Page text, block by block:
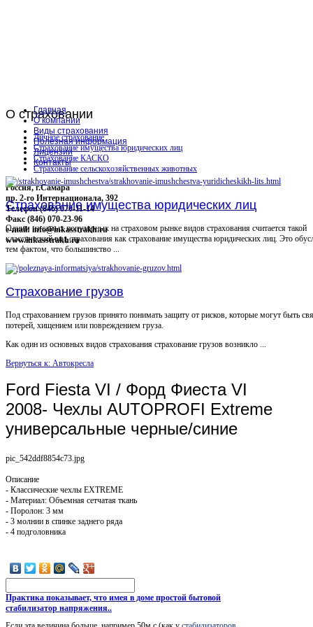
О страховании
Личное страхование
Страхование имущества юридических лиц
Страхование КАСКО
Страхование сельскохозяйственных животных
Россия, г.Самара
пр. 2-го Интернационала, 392
Телефон (846) 070-11-14
Факс (846) 070-23-96
e-mail: info@inkasstrakh.ru
www.inkasstrakh.ru
Главная
О компании
Виды страхования
Полезная информация
Лицензии
Контакты
Страхование имущества юридических лиц
Одним из самых популярных на страховом рынке видов страхования считается такой
классический вид страхования как страхование имущества юридических лиц. Это
тем фактом, что большинство ...
Страхование грузов
Под страхованием грузов принято понимать защиту от рисков, которые могут быть
потерей, хищением или повреждением груза.
Как один из основных видов страхования страхование грузов возникло ...
Вернуться к: Автокресла
Ford Fiesta VI / Форд Фиеста VI
2008- Чехлы AUTOPROFI Extreme
универсальные черные/синие
pic_542ddf8854c73.jpg
Описание
- Классические чехлы EXTREME
- Материал: Объемная сетчатая ткань
- Поролон: 3 мм
- 3 молнии в спинке заднего ряда
- 4 подголовника
Практика показывает, что имея в доме простой бытовой
стабилизатор напряжения..